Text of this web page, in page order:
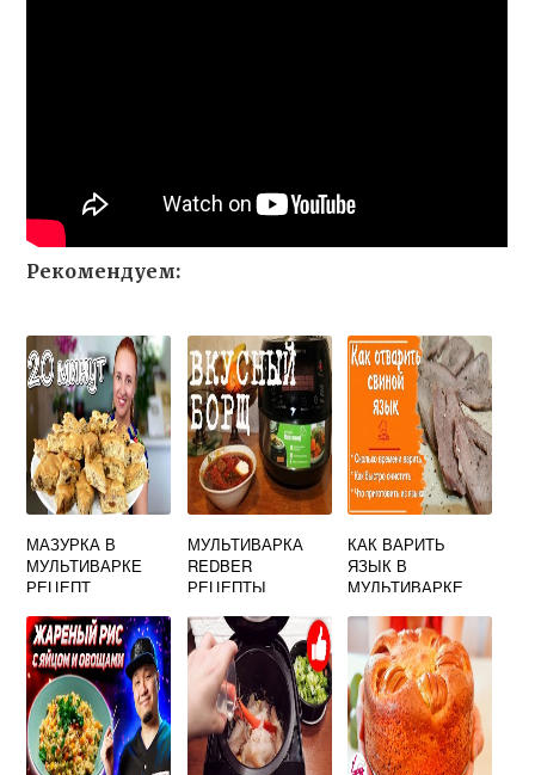
Рекомендуем:
МАЗУРКА В
МУЛЬТИВАРКЕ
РЕЦЕПТ
МУЛЬТИВАРКА
REDBER
РЕЦЕПТЫ
КАК ВАРИТЬ
ЯЗЫК В
МУЛЬТИВАРКЕ